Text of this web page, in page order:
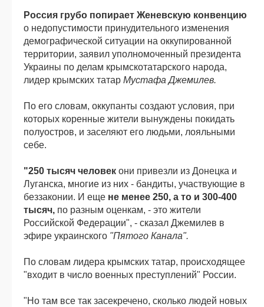
Россия грубо попирает Женевскую конвенцию
о недопустимости принудительного изменения
демографической ситуации на оккупированной
территории, заявил уполномоченный президента
Украины по делам крымскотатарского народа,
лидер крымских татар Мустафа Джемилев.
По его словам, оккупанты создают условия, при
которых коренные жители вынуждены покидать
полуостров, и заселяют его людьми, лояльными
себе.
"250 тысяч человек они привезли из Донецка и
Луганска, многие из них - бандиты, участвующие в
беззаконии. И еще не менее 250, а то и 300-400
тысяч, по разным оценкам, - это жители
Российской Федерации", - сказал Джемилев в
эфире украинского "Пятого Канала".
По словам лидера крымских татар, происходящее
"входит в число военных преступлений" России.
"Но там все так засекречено, сколько людей новых